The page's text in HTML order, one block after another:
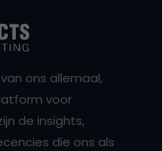
ons allemaal,
voor
de insights,
die ons als